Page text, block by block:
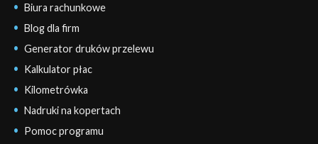
Biura rachunkowe
Blog dla firm
Generator druków przelewu
Kalkulator płac
Kilometrówka
Nadruki na kopertach
Pomoc programu